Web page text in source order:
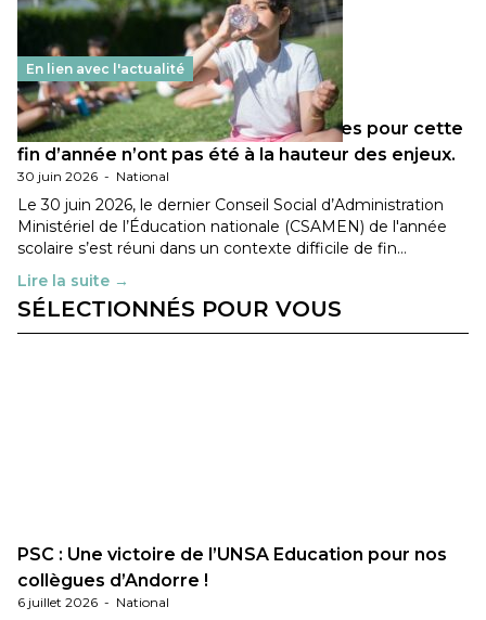
En lien avec l'actualité
Les décisions ministérielles attendues pour cette
fin d’année n’ont pas été à la hauteur des enjeux.
30 juin 2026 - National
Le 30 juin 2026, le dernier Conseil Social d’Administration
Ministériel de l’Éducation nationale (CSAMEN) de l'année
scolaire s’est réuni dans un contexte difficile de fin…
Lire la suite →
SÉLECTIONNÉS POUR VOUS
PSC : Une victoire de l’UNSA Education pour nos
collègues d’Andorre !
6 juillet 2026 - National